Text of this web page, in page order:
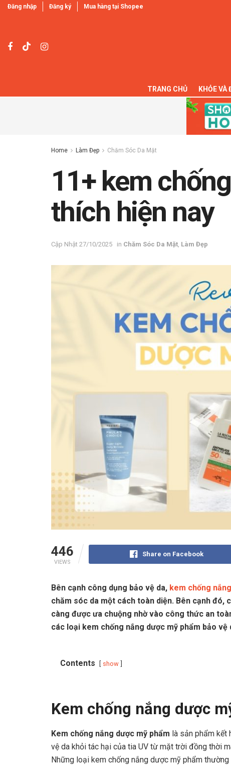
Đăng nhập Đăng ký Mua hàng tại Shopee
TRANG CHỦ KHỎE VÀ
Home Làm Đẹp Chăm Sóc Da Mặt
11+ kem
thích hiện nay
27/10/2025 in Chăm Sóc Da Mặt Làm Đẹp
446
VIEWS
Share on Facebook
Bên cạnh công dụng bảo vệ da, kem chống
chăm sóc da một cách toàn diện. Bên cạnh đó,
càng được ưa chuộng nhờ vào công thức an
các loại kem chống nắng dược mỹ phẩm bảo vệ
Contents show
Kem chống nắng dược
Kem chống nắng dược mỹ phẩm là sản phẩm
vệ da khỏi tác hại của tia UV từ mặt trời đồng thời
Những loại kem chống nắng dược mỹ phẩm